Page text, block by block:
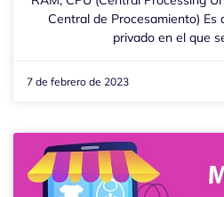
Central de Procesamiento) Es
privado en el que
7 de febrero de 2023